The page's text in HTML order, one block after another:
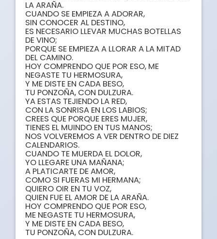
LA ARAÑA.
CUANDO SE EMPIEZA A ADORAR,
SIN CONOCER AL DESTINO,
ES NECESARIO LLEVAR MUCHAS BOTELLAS
DE VINO;
PORQUE SE EMPIEZA A LLORAR A LA MITAD
DEL CAMINO.
HOY COMPRENDO QUE POR ESO, ME
NEGASTE TU HERMOSURA,
Y ME DISTE EN CADA BESO,
TU PONZOÑA, CON DULZURA.
YA ESTAS TEJIENDO LA RED,
CON LA SONRISA EN LOS LABIOS;
CREES QUE PORQUE ERES MUJER,
TIENES EL MUINDO EN TUS MANOS;
NOS VOLVEREMOS A VER DENTRO DE DIEZ
CALENDARIOS.
CUANDO TE MUERDA EL DOLOR,
YO LLEGARE UNA MAÑANA;
A PLATICARTE DE AMOR,
COMO SI FUERAS MI HERMANA;
QUIERO OIR EN TU VOZ,
QUIEN FUE EL AMOR DE LA ARAÑA.
HOY COMPRENDO QUE POR ESO,
ME NEGASTE TU HERMOSURA,
Y ME DISTE EN CADA BESO,
TU PONZOÑA, CON DULZURA.